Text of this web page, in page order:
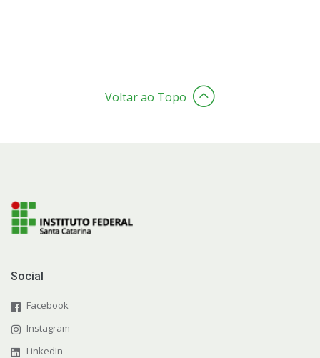
Voltar ao Topo
Social
Facebook
Instagram
LinkedIn